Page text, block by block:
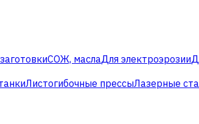
СОЖ, маслаДля электроэрозии
Листогибочные прессыЛазерные